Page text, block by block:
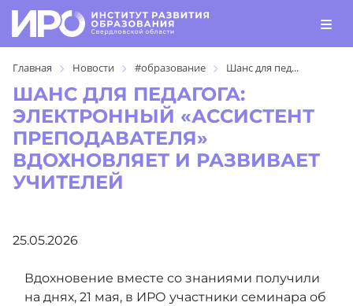
Главная Новости #образование Шанс для пед...
ШАНС ДЛЯ ПЕДАГОГА:
ЭЛЕКТРОННЫЙ «АССИСТЕНТ
ПРЕПОДАВАТЕЛЯ»
ВДОХНОВЛЯЕТ И РАЗВИВАЕТ
УЧИТЕЛЕЙ
25.05.2026
Вдохновение вместе со знаниями получили
на днях, 21 мая, в ИРО участники семинара об